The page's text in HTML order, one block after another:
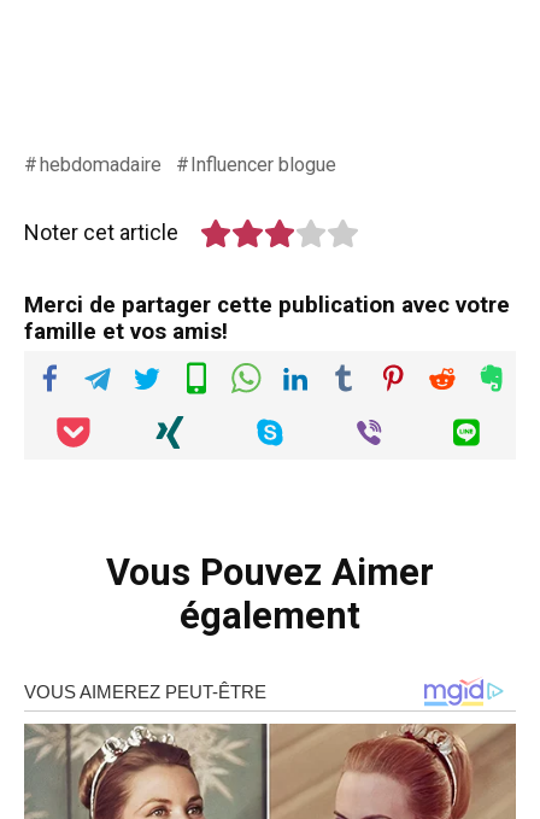
hebdomadaire Influencer blogue
Noter cet article
Merci de partager cette publication avec votre
famille et vos amis!
Vous Pouvez Aimer
également